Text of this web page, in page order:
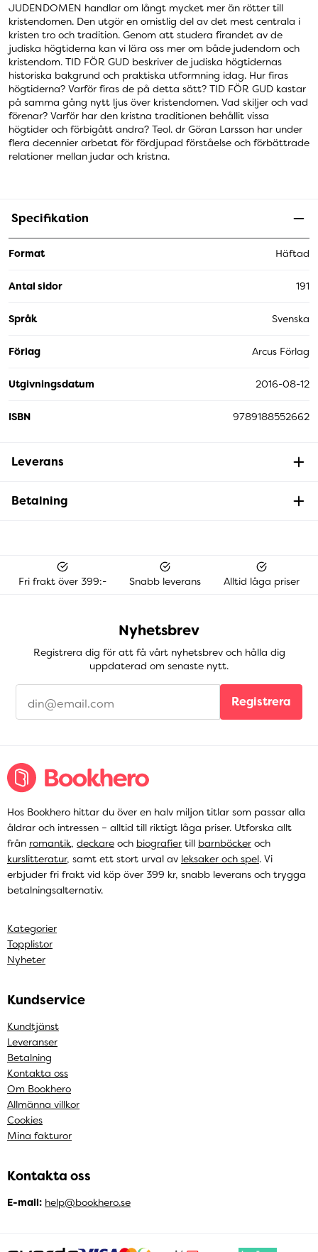
JUDENDOMEN handlar om långt mycket mer än rötter till
kristendomen. Den utgör en omistlig del av det mest centrala i
kristen tro och tradition. Genom att studera firandet av de
judiska högtiderna kan vi lära oss mer om både judendom och
kristendom. TID FÖR GUD beskriver de judiska högtidernas
historiska bakgrund och praktiska utformning idag. Hur firas
högtiderna? Varför firas de på detta sätt? TID FÖR GUD kastar
på samma gång nytt ljus över kristen­domen. Vad skiljer och vad
förenar? Varför har den kristna traditionen behållit vissa
högtider och förbigått andra? Teol. dr Göran Larsson har under
flera decennier arbetat för fördjupad förståelse och förbättrade
relationer mellan judar och kristna.
Specifikation
Format Häftad
Antal sidor 191
Språk Svenska
Förlag Arcus Förlag
Utgivningsdatum 2016-08-12
ISBN 9789188552662
Leverans
Betalning
Fri frakt över 399:- Snabb leverans Alltid låga priser
Nyhetsbrev
Registrera dig för att få vårt nyhetsbrev och hålla dig
uppdaterad om senaste nytt.
Registrera
Hos Bookhero hittar du över en halv miljon titlar som passar alla
åldrar och intressen – alltid till riktigt låga priser. Utforska allt
från romantik, deckare och biografier till barnböcker och
kurslitteratur, samt ett stort urval av leksaker och spel. Vi
erbjuder fri frakt vid köp över 399 kr, snabb leverans och trygga
betalningsalternativ.
Kategorier
Topplistor
Nyheter
Kundservice
Kundtjänst
Leveranser
Betalning
Kontakta oss
Om Bookhero
Allmänna villkor
Cookies
Mina fakturor
Kontakta oss
E-mail: help@bookhero.se